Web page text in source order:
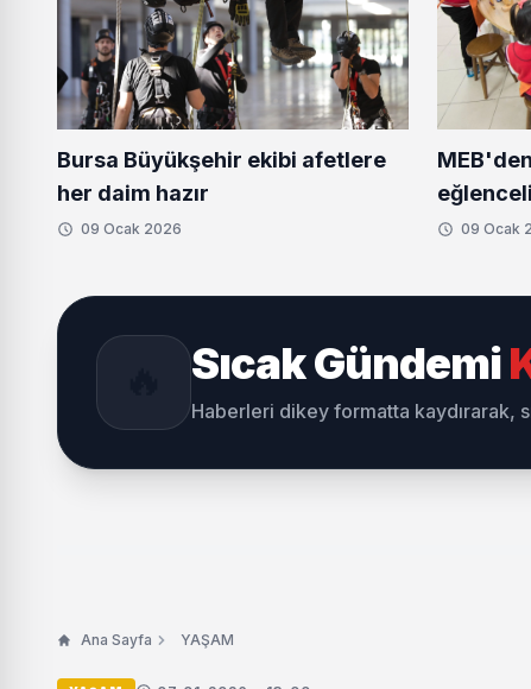
Bursa Büyükşehir ekibi afetlere
her daim hazır
09 Ocak 2026 09 Ocak
Sıcak Gündemi
Haberleri dikey formatta kaydırarak,
Ana Sayfa YAŞAM